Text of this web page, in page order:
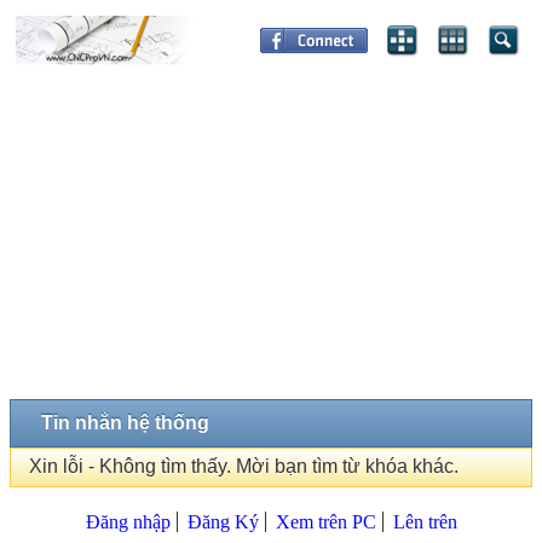
Tin nhắn hệ thống
Xin lỗi - Không tìm thấy. Mời bạn tìm từ khóa khác.
Đăng nhập Đăng Ký Xem trên PC Lên trên